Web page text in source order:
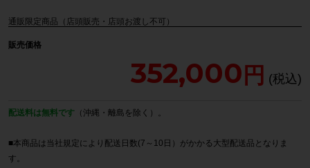
販売価格
352,000
通販限定商品（店頭販売・店頭お渡し不可）
配送料は無料です （沖縄・離島を除く）。
■本商品は当社規定により配送日数(7～10日）がかかる大型配送品となりま
す。